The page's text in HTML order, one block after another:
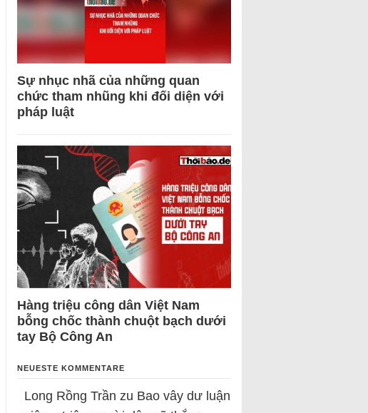
Sự nhục nhã của những quan
chức tham nhũng khi đối diện với
pháp luật
Hàng triệu công dân Việt Nam
bỗng chốc thành chuột bạch dưới
tay Bộ Công An
NEUESTE KOMMENTARE
Long Rồng Trần zu Bao vây dư luận